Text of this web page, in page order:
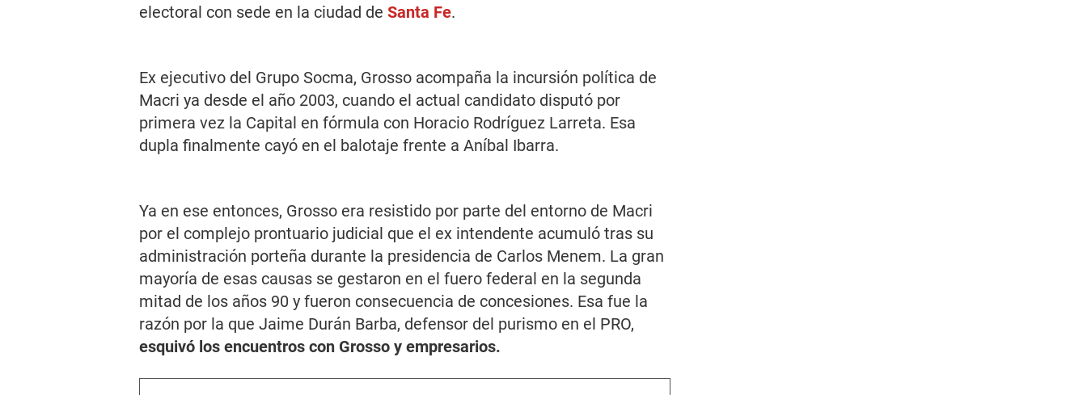
electoral con sede en la ciudad de Santa Fe.
Ex ejecutivo del Grupo Socma, Grosso acompaña la incursión política de
Macri ya desde el año 2003, cuando el actual candidato disputó por
primera vez la Capital en fórmula con Horacio Rodríguez Larreta. Esa
dupla finalmente cayó en el balotaje frente a Aníbal Ibarra.
Ya en ese entonces, Grosso era resistido por parte del entorno de Macri
por el complejo prontuario judicial que el ex intendente acumuló tras su
administración porteña durante la presidencia de Carlos Menem. La gran
mayoría de esas causas se gestaron en el fuero federal en la segunda
mitad de los años 90 y fueron consecuencia de concesiones. Esa fue la
razón por la que Jaime Durán Barba, defensor del purismo en el PRO,
esquivó los encuentros con Grosso y empresarios.